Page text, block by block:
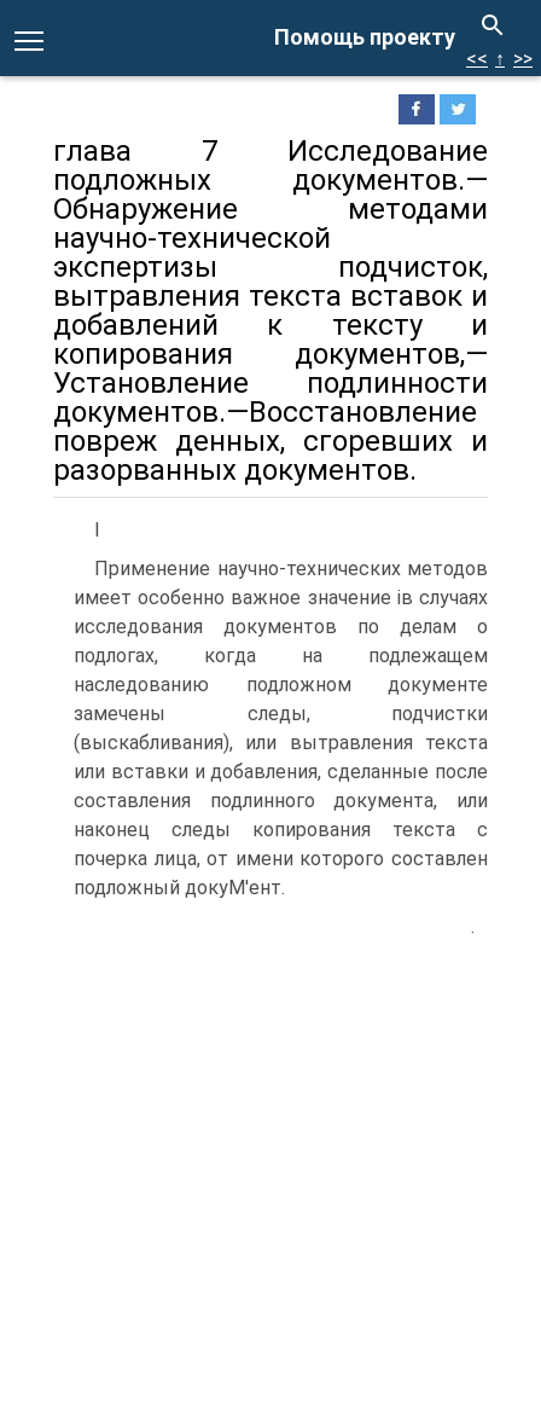
Помощь проекту
<< ↑ >>
глава 7 Исследование
подложных документов.—
Обнаружение методами
научно-технической
экспертизы подчисток,
вытравления текста вставок и
добавлений к тексту и
копирования документов,—
Установление подлинности
документов.—Восстановление
повреж денных, сгоревших и
разорванных документов.
I
Применение научно-технических методов
имеет особенно важное значение ів случаях
исследования документов по делам о
подлогах, когда на подлежащем
наследованию подложном документе
замечены следы, подчистки
(выскабливания), или вытравления текста
или вставки и добавления, сделанные после
составления подлинного документа, или
наконец следы копирования текста с
почерка лица, от имени которого составлен
подложный докуМ'ент.
.